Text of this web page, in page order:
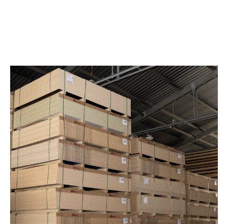
Древесные плиты имеют широкое применение в
строительстве и производстве мебели.